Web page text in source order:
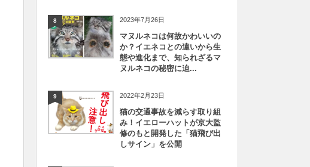
8 2023年7月26日
マヌルネコは何故かわいいの
か？イエネコとの違いから生
態や進化まで、知られざるマ
ヌルネコの秘密に迫...
9 2022年2月23日
猫の交通事故を減らす取り組
み！イエローハットが京大監
修のもと開発した「猫飛び出
しサイン」を公開